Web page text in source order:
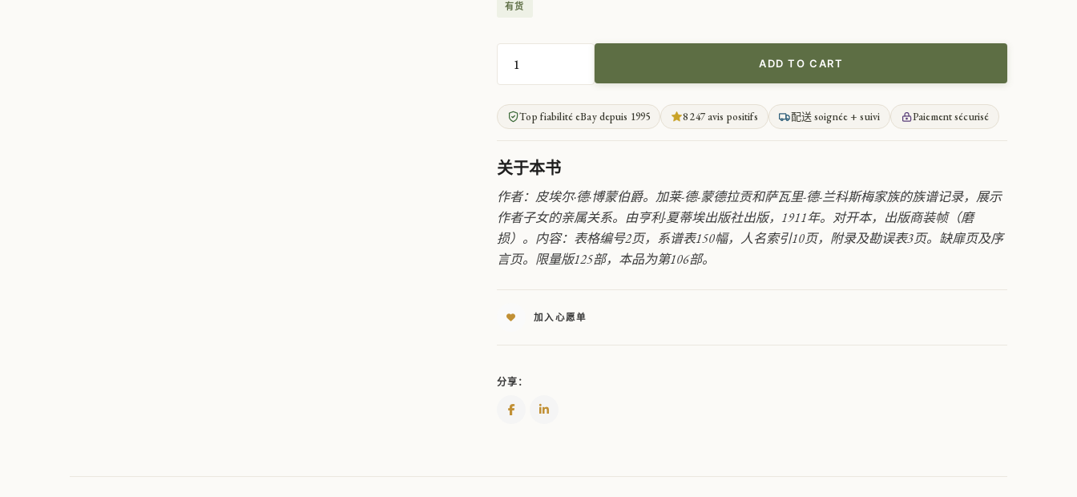
有货
莱-
德-
蒙
德
拉
贡
及
萨
瓦
里-
德-
科
系
QUANTITY
ADD TO CART
Top fiabilité eBay depuis 1995 8 247 avis positifs 配送 soignée + suivi Paiement sécurisé
关于本书
作者：皮埃尔·德·博蒙伯爵。加莱-德-蒙德拉贡和萨瓦里-德-兰科斯梅家族的族谱记录，展示
作者子女的亲属关系。由亨利·夏蒂埃出版社出版，1911年。对开本，出版商装帧（磨
损）。内容：表格编号2页，系谱表150幅，人名索引10页，附录及勘误表3页。缺扉页及序
言页。限量版125部，本品为第106部。
加入心愿单
分享：